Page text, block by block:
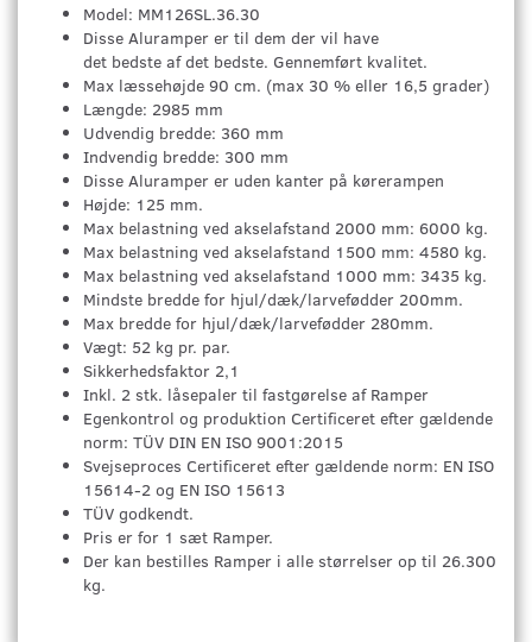
Model: MM126SL.36.30
Disse Aluramper er til dem der vil have
det bedste af det bedste. Gennemført kvalitet.
Max læssehøjde 90 cm. (max 30 % eller 16,5 grader)
Længde: 2985 mm
Udvendig bredde: 360 mm
Indvendig bredde: 300 mm
Disse Aluramper er uden kanter på kørerampen
Højde: 125 mm.
Max belastning ved akselafstand 2000 mm: 6000 kg.
Max belastning ved akselafstand 1500 mm: 4580 kg.
Max belastning ved akselafstand 1000 mm: 3435 kg.
Mindste bredde for hjul/dæk/larvefødder 200mm.
Max bredde for hjul/dæk/larvefødder 280mm.
Vægt: 52 kg pr. par.
Sikkerhedsfaktor 2,1
Inkl. 2 stk. låsepaler til fastgørelse af Ramper
Egenkontrol og produktion Certificeret efter gældende
norm: TÜV DIN EN ISO 9001:2015
Svejseproces Certificeret efter gældende norm: EN ISO
15614-2 og EN ISO 15613
TÜV godkendt.
Pris er for 1 sæt Ramper.
Der kan bestilles Ramper i alle størrelser op til 26.300
kg.